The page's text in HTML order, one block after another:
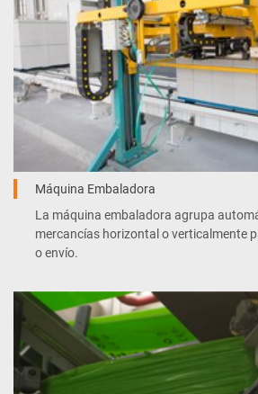
Máquina Embaladora
La máquina embaladora agrupa
mercancías horizontal o verticalmente
o envío.